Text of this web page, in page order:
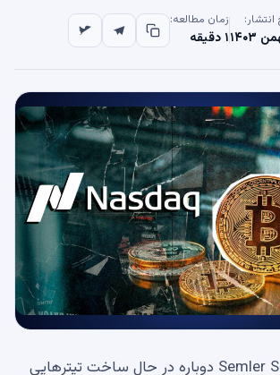
انتشار: زمان مطالعه:
۱ دقیقه
Semler Scientific (SMLR) دوباره در حال ساخت تیترهایی